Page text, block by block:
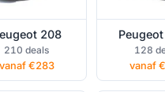
208
210 deals
vanaf €283
128
vanaf
E-2008
private lease
Peugeot
private